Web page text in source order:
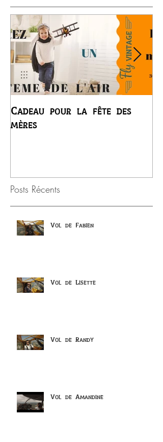
Cadeau pour la fête des
mères
Posts Récents
Vol de Fabien
Vol de Lisette
Vol de Randy
Vol de Amandine